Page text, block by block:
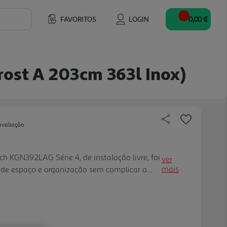
FAVORITOS LOGIN 0,00 €
A 203cm 363l Inox)
KGN392LAG Série 4, de instalação livre, foi
espaço e organização sem complicar a
e 103 l no congelador, acomoda
enquanto o sistema noFrost reduz a
ver
mais